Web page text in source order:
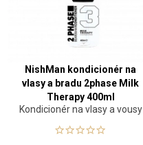
NishMan kondicionér na
vlasy a bradu 2phase Milk
Therapy 400ml
Kondicionér na vlasy a vousy